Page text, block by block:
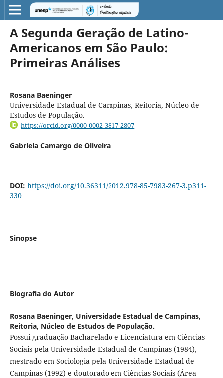
A Segunda Geração de Latino-
Americanos em São Paulo:
Primeiras Análises
Rosana Baeninger
Universidade Estadual de Campinas, Reitoria, Núcleo de
Estudos de População.
https://orcid.org/0000-0002-3817-2807
Gabriela Camargo de Oliveira
DOI: https://doi.org/10.36311/2012.978-85-7983-267-3.p311-
330
Sinopse
Biografia do Autor
Rosana Baeninger, Universidade Estadual de Campinas,
Reitoria, Núcleo de Estudos de População.
Possui graduação Bacharelado e Licenciatura em Ciências
Sociais pela Universidade Estadual de Campinas (1984),
mestrado em Sociologia pela Universidade Estadual de
Campinas (1992) e doutorado em Ciências Sociais (Área